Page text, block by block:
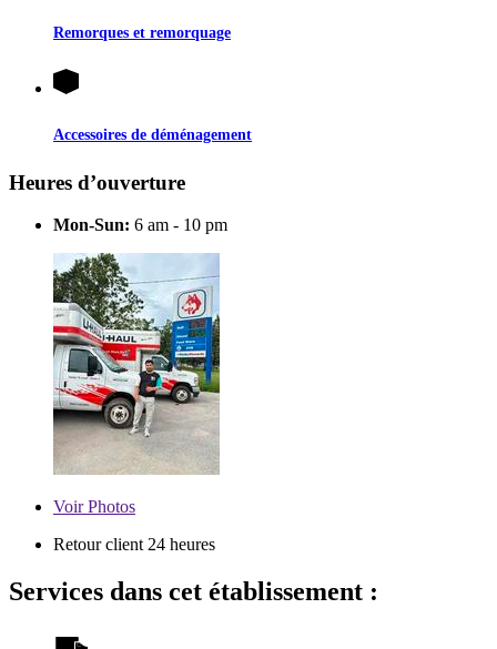
Remorques et remorquage
Accessoires de déménagement
Heures d’ouverture
Mon-Sun: 6 am - 10 pm
VoirPhotos
Retour client 24 heures
Services dans cet établissement :